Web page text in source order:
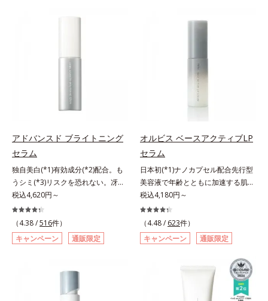
す。年齢肌による黄ぐすみや血色の
れ1本で、日中美容クリーム・日焼
け止め・化粧下地・カラーコントロ
ール・コンシーラー・パウダー・フ
ァンデーションの7役を兼ねる多機
能BB。慌ただしい朝でもパパッと
なツヤめきのある美肌に整えます。
*1 年齢を重ねた肌*2 オルビス内BB
クリームのカバー力
し(*3)ます。お風呂でシャンプー後
に適量を髪になじませ、置き時間は
0秒。なじませてすぐに洗い流す手
軽さで、毛先までするんっとまとま
修成分（イソステアリン酸、イソス
テアロイル加水分解コラーゲン、イ
ソステアロイル加水分解シルク、ス
フィンゴ糖脂質、トコフェロール、
グリセリン、糖脂質、BG、イソス
テアリン酸、イソステアロイル加水
分解コラーゲン、イソステアロイル
加水分解シルク、スフィンゴ糖脂
質、トコフェロール、グリセリン、
ヒアルロン酸ヒドロキシプロピルト
リモニウム、フェノキシエタノー
ル）*2 髪の乾燥、乾燥によるパサ
つき*3 毛髪にうるおい、ハリを与
アドバンスド ブライトニング
セラム
独自美白(*1)有効成分(*2)配合。も
うシミ(*3)リスクを恐れない。冴え
わたる透明美肌(*4)へ。先端肌科学
が導く、透明感あふれる輝き(*4)
へ。今の自分の肌も未来の肌もあき
らめない、自分史上最高の冴えわた
る透明美肌(*4)を目指すには、美肌
ミを予防するお手入れを続けること
ーラ・オルビスグループ独自の美白
税込4,620円～
（4.38 /516件）
キャンペーン
通販限定
オルビス ベースアクティブLP
セラム
日本初(*1)ナノカプセル配合先行型
美容液で年齢とともに加速する肌悩
み(*2)にブレーキを。スキンケアの
打ち止め感に。年齢とともに加速す
る肌悩み(*2)にブレーキをかけ、化
粧水前の土台(*3)づくりで、うるお
いに満ち満ちた内側から弾むような
ハリ肌へ。化粧水は二度塗りしない
と不安…。いろいろケアしているの
に、あと一歩肌悩みが晴れない…。
そんな大人の肌悩みにアプローチす
税込4,180円～
（4.48 / 623件）
キャンペーン
通販限定